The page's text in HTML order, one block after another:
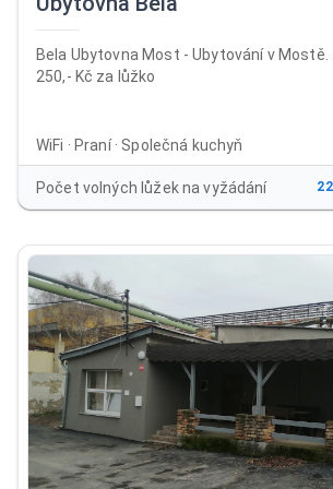
Bela Ubytovna Most - Ubytování v Mostě.
250,- Kč za lůžko
WiFi · Praní · Společná kuchyň
Počet volných lůžek na vyžádání